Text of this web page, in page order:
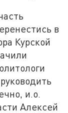
в
Курской
и.о.
Алексей